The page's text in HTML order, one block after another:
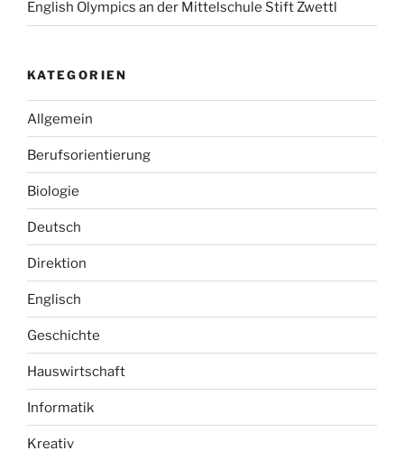
English Olympics an der Mittelschule Stift Zwettl
KATEGORIEN
Allgemein
Berufsorientierung
Biologie
Deutsch
Direktion
Englisch
Geschichte
Hauswirtschaft
Informatik
Kreativ